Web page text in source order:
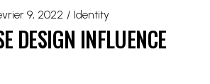
9, 2022 Identity
DESIGN INFLUENCE